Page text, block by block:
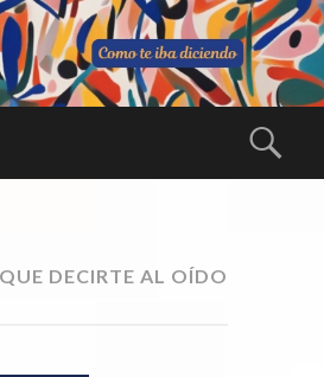
C
A
Una larga
DECIRTE AL OÍDO